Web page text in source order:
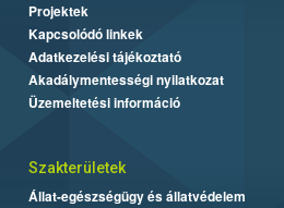
Projektek
Kapcsolódó linkek
Adatkezelési tájékoztató
Akadálymentességi nyilatkozat
Üzemeltetési információ
Szakterületek
Állat-egészségügy és állatvédelem